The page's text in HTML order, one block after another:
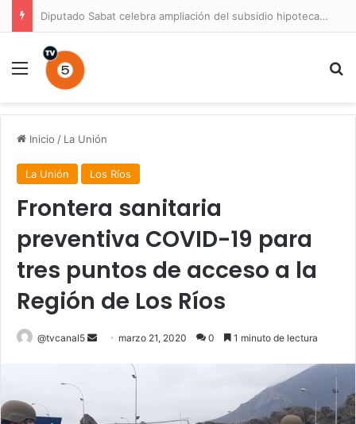
Diputado Sabat celebra ampliación del subsidio hipotecario con viviendas de hasta 6.000 UF
Menú
Inicio / La Unión
La Unión Los Ríos
Frontera sanitaria
preventiva COVID-19 para
tres puntos de acceso a la
Región de Los Ríos
@tvcanal5
Send marzo 21, 2020 0 1 minuto de lectura